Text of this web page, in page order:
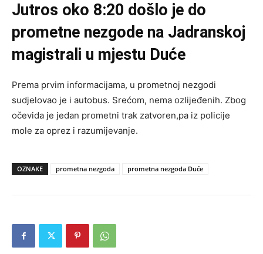
Jutros oko 8:20 došlo je do
prometne nezgode na Jadranskoj
magistrali u mjestu Duće
Prema prvim informacijama, u prometnoj nezgodi
sudjelovao je i autobus. Srećom, nema ozlijeđenih. Zbog
očevida je jedan prometni trak zatvoren,pa iz policije
mole za oprez i razumijevanje.
OZNAKE prometna nezgoda prometna nezgoda Duće